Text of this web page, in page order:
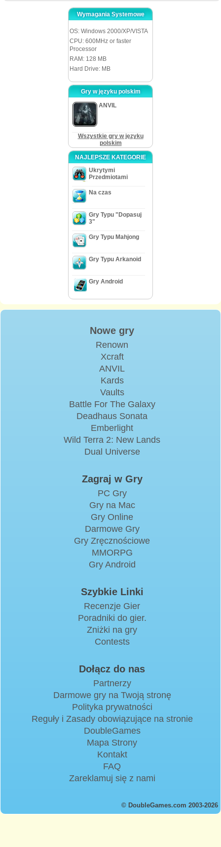
Wymagania Systemowe
OS: Windows 2000/XP/VISTA
CPU: 600MHz or faster
Processor
RAM: 128 MB
Hard Drive: MB
Gry w języku polskim
ANVIL
Wszystkie gry w języku
polskim
NAJLEPSZE KATEGORIE
Ukrytymi
Przedmiotami
Na czas
Gry Typu "Dopasuj
3"
Gry Typu Mahjong
Gry Typu Arkanoid
Gry Android
Nowe gry
Renown
Xcraft
ANVIL
Kards
Vaults
Battle For The Galaxy
Deadhaus Sonata
Emberlight
Wild Terra 2: New Lands
Dual Universe
Zagraj w Gry
PC Gry
Gry na Mac
Gry Online
Darmowe Gry
Gry Zręcznościowe
MMORPG
Gry Android
Szybkie Linki
Recenzje Gier
Poradniki do gier.
Zniżki na gry
Contests
Dołącz do nas
Partnerzy
Darmowe gry na Twoją stronę
Polityka prywatności
Reguły i Zasady obowiązujące na stronie
DoubleGames
Mapa Strony
Kontakt
FAQ
Zareklamuj się z nami
© DoubleGames.com 2003-2026